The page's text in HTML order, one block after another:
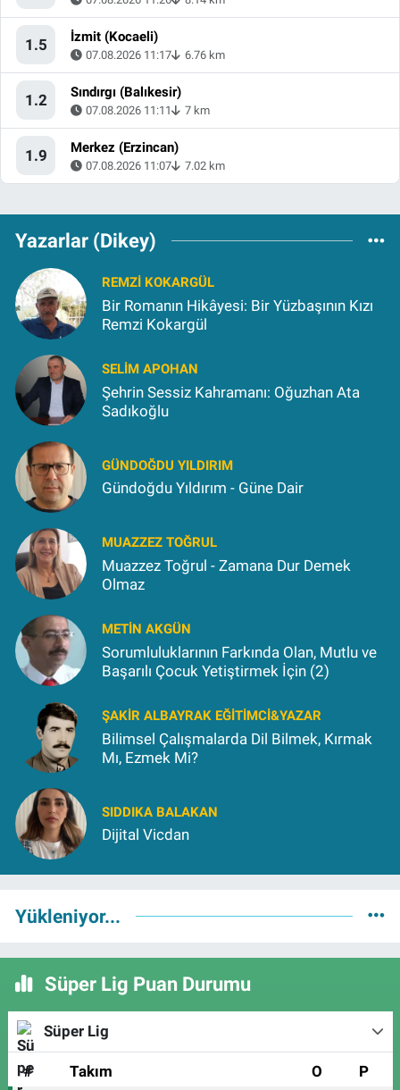
1.5 İzmit (Kocaeli)
07.08.2026 11:17 6.76 km
1.2 Sındırgı (Balıkesir)
07.08.2026 11:11 7 km
1.9 Merkez (Erzincan)
07.08.2026 11:07 7.02 km
Yazarlar (Dikey)
REMZI KOKARGÜL
Bir Romanın Hikâyesi: Bir Yüzbaşının Kızı
Remzi Kokargül
SELIM APOHAN
Şehrin Sessiz Kahramanı: Oğuzhan Ata
Sadıkoğlu
GÜNDOĞDU YILDIRIM
Gündoğdu Yıldırım - Güne Dair
MUAZZEZ TOĞRUL
Muazzez Toğrul - Zamana Dur Demek
Olmaz
METIN AKGÜN
Sorumluluklarının Farkında Olan, Mutlu ve
Başarılı Çocuk Yetiştirmek İçin (2)
ŞAKIR ALBAYRAK EĞITIMCI&YAZAR
Bilimsel Çalışmalarda Dil Bilmek, Kırmak
Mı, Ezmek Mi?
SIDDIKA BALAKAN
Dijital Vicdan
Yükleniyor...
Süper Lig Puan Durumu
Süper Lig
# Takım O P